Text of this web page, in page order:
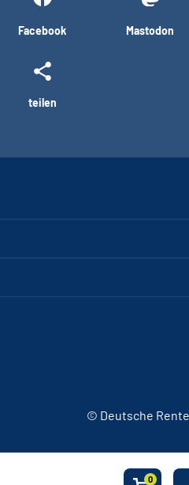
0
Facebook Mastodon
teilen
© Deutsche